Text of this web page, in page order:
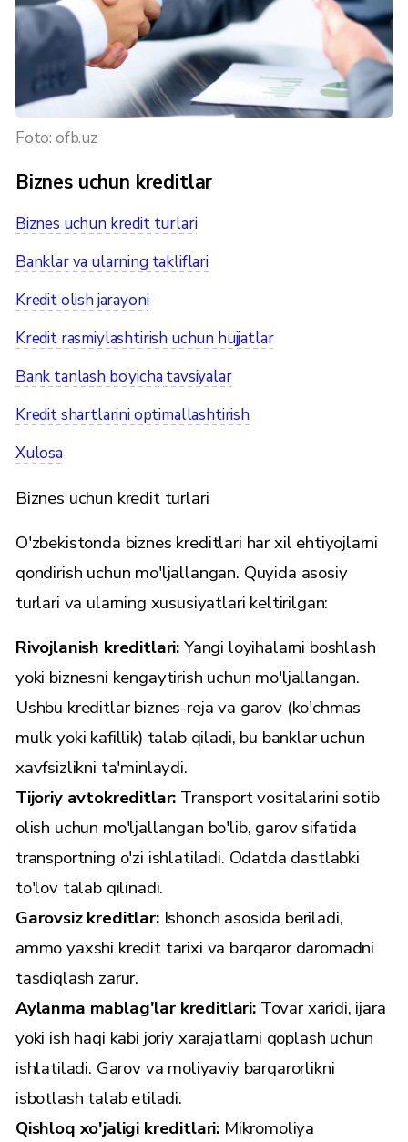
Foto: ofb.uz
Biznes uchun kreditlar
Biznes uchun kredit turlari
Banklar va ularning takliflari
Kredit olish jarayoni
Kredit rasmiylashtirish uchun hujjatlar
Bank tanlash bo‘yicha tavsiyalar
Kredit shartlarini optimallashtirish
Xulosa
Biznes uchun kredit turlari
O'zbekistonda biznes kreditlari har xil ehtiyojlarni
qondirish uchun mo'ljallangan. Quyida asosiy
turlari va ularning xususiyatlari keltirilgan:
Rivojlanish kreditlari:Yangi loyihalarni boshlash
yoki biznesni kengaytirish uchun mo'ljallangan.
Ushbu kreditlar biznes-reja va garov (ko'chmas
mulk yoki kafillik) talab qiladi, bu banklar uchun
xavfsizlikni ta'minlaydi.
Tijoriy avtokreditlar: Transport vositalarini sotib
olish uchun mo'ljallangan bo'lib, garov sifatida
transportning o'zi ishlatiladi. Odatda dastlabki
to'lov talab qilinadi.
Garovsiz kreditlar: Ishonch asosida beriladi,
ammo yaxshi kredit tarixi va barqaror daromadni
tasdiqlash zarur.
Aylanma mablag'lar kreditlari: Tovar xaridi, ijara
yoki ish haqi kabi joriy xarajatlarni qoplash uchun
ishlatiladi. Garov va moliyaviy barqarorlikni
isbotlash talab etiladi.
Qishloq xo'jaligi kreditlari: Mikromoliya